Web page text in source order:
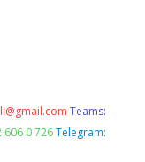
Teams:
606 0 726 Telegram: